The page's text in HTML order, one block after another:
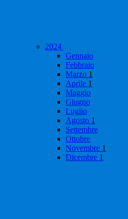
2024
Gennaio
Febbraio
Marzo 1
Aprile 1
Maggio
Giugno
Luglio
Agosto 1
Settembre
Ottobre
Novembre 1
Dicembre 1